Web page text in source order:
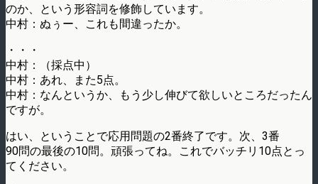
のか、という形容詞を修飾しています。
中村：ぬぅー、これも間違ったか。
・・・
中村：（採点中）
中村：あれ、また5点。
中村：なんというか、もう少し伸びて欲しいところだったん
ですが。
はい、ということで応用問題の2番終了です。次、3番
90問の最後の10問。頑張ってね。これでバッチリ10点とっ
てください。